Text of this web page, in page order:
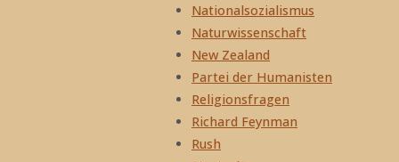
Nationalsozialismus
Naturwissenschaft
New Zealand
Partei der Humanisten
Religionsfragen
Richard Feynman
Rush